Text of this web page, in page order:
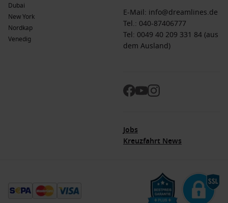
Dubai
New York
Nordkap
Venedig
E-Mail: info@dreamlines.de
Tel.: 040-87406777
Tel: 0049 40 209 331 84 (aus
dem Ausland)
Jobs
Kreuzfahrt News